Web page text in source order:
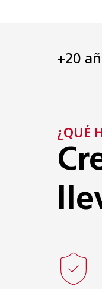
+20
¿QUÉ